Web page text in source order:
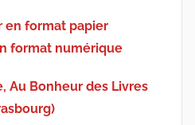
en format papier
format numérique
Au Bonheur des Livres